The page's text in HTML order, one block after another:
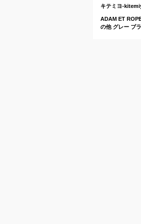
キテミヨ-
ADAM ET
の他 グレー ブ